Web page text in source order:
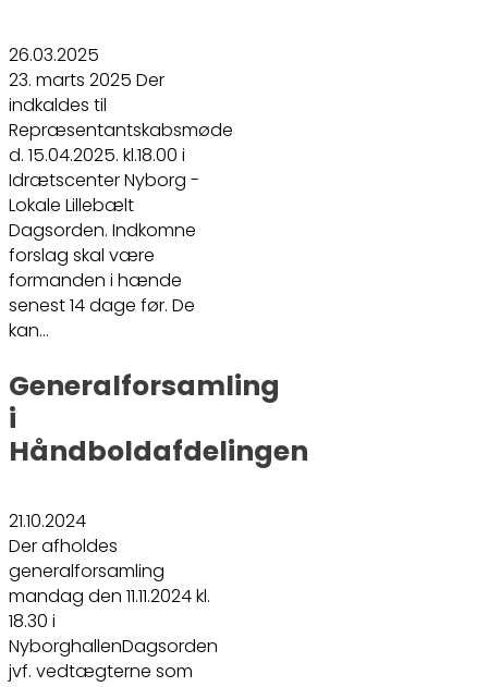
26.03.2025
23. marts 2025 Der
indkaldes til
Repræsentantskabsmøde
d. 15.04.2025. kl.18.00 i
Idrætscenter Nyborg -
Lokale Lillebælt
Dagsorden. Indkomne
forslag skal være
formanden i hænde
senest 14 dage før. De
kan…
Generalforsamling
i
Håndboldafdelingen
21.10.2024
Der afholdes
generalforsamling
mandag den 11.11.2024 kl.
18.30 i
NyborghallenDagsorden
jvf. vedtægterne som